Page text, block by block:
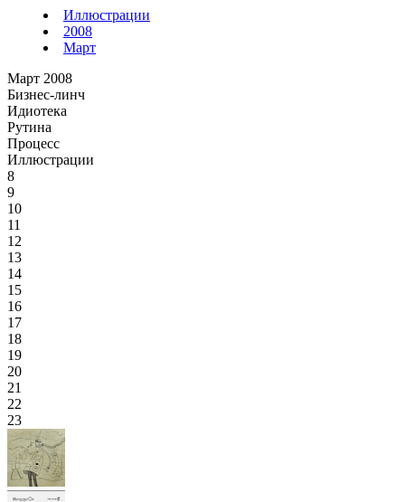
Иллюстрации
2008
Март
Март 2008
Бизнес-линч
Идиотека
Рутина
Процесс
Иллюстрации
8
9
10
11
12
13
14
15
16
17
18
19
20
21
22
23